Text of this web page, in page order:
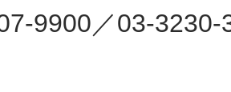
9900／03-3230-